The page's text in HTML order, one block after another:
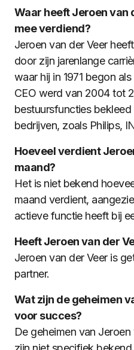
Waar heeft Jeroen van
mee verdiend?
Jeroen van der Veer
door zijn jarenlange
waar hij in 1971 begon
CEO werd van 2004 tot
bestuursfuncties
bedrijven, zoals Philips,
Hoeveel verdient
maand?
Het is niet bekend
maand verdient,
actieve functie heeft bij
Heeft Jeroen van der
Jeroen van der Veer is
partner.
Wat zijn de geheimen
voor succes?
De geheimen van